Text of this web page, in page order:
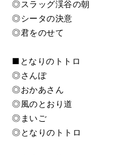
◎スラッグ渓谷の朝
◎シータの決意
◎君をのせて
■となりのトトロ
◎さんぽ
◎おかあさん
◎風のとおり道
◎まいご
◎となりのトトロ